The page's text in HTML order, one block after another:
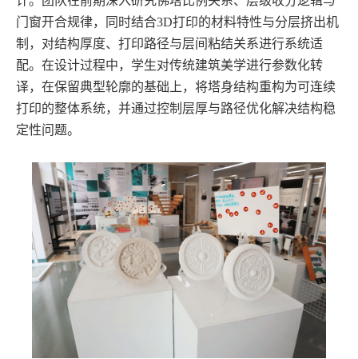
门窗开合规律，同时结合3D打印的材料特性与分层挤出机
制，对结构厚度、打印路径与层间粘结关系进行系统适
配。在设计过程中，学生对传统建筑美学进行参数化转
译，在保留典型轮廓的基础上，将塔身结构重构为可连续
打印的整体系统，并通过控制层厚与路径优化解决结构稳
定性问题。